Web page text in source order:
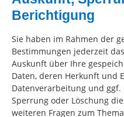
Berichtigung
Sie haben im Rahmen der
Bestimmungen jederzeit
Auskunft über Ihre
Daten, deren Herkunft und
Datenverarbeitung und
Sperrung oder Löschung
weiteren Fragen zum